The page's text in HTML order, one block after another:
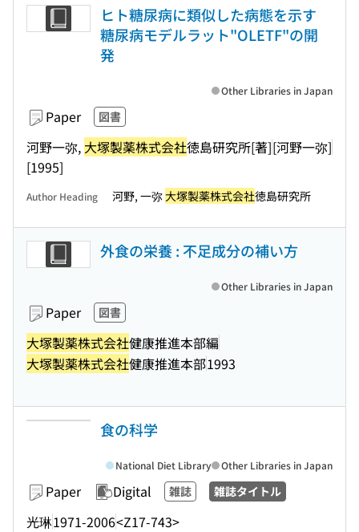
ヒト糖尿病に類似した病態を示す
糖尿病モデルラット"OLETF"の開
発
Paper 図書
河野一弥, 大塚製薬株式会社徳島研究所[著][河野一弥]
[1995]
Other Libraries in Japan
Author Heading 河野, 一弥 大塚製薬株式会社徳島研究所
外食の栄養 : 不足成分の補い方
Paper 図書
大塚製薬株式会社健康推進本部編
大塚製薬株式会社健康推進本部1993
Other Libraries in Japan
食の科学
Paper Digital 雑誌 雑誌タイトル
光琳1971-2006<Z17-743>
National Diet Library Other Libraries in Japan